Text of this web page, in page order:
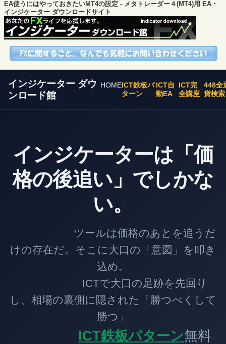
EA使うにはやっておきたいMT4の設定 - メタトレーダー４(MT4)用 EA・
インジケーター ダウンロードサイト
インジケーター ダウ
ンロード館
HOMEICT鉄板パ
ターン
ICT自
動EA
ICT完
全講座
448全
貨検索
インジケーターは「価
格の後追い」でしかな
い。
ツールは価格のあとを追うだ
けの存在だ。そこに大口の「意図」を叩き
込め。
ICTで大口の足跡を先回り
し、相場の裏側に隠された「勝つべくして
勝つ」
ICT鉄板パターン無料